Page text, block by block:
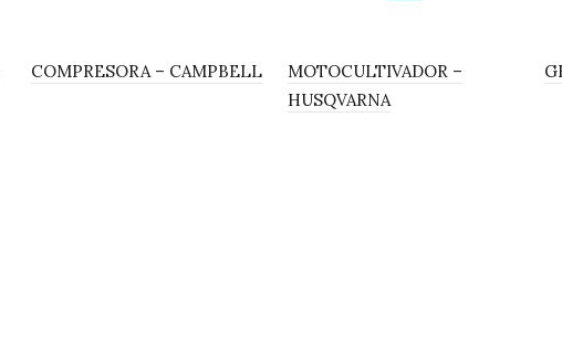
COMPRESORA – CAMPBELL
MOTOCULTIVADOR –
HUSQVARNA